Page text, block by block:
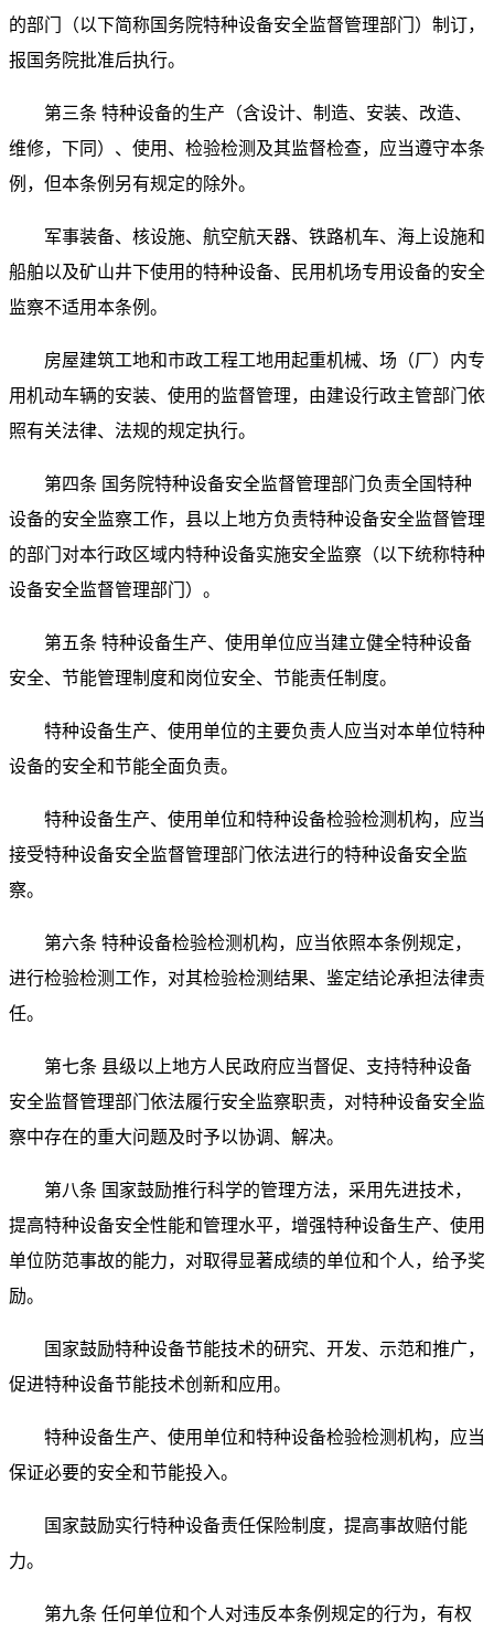
的部门（以下简称国务院特种设备安全监督管理部门）制订，
报国务院批准后执行。
第三条 特种设备的生产（含设计、制造、安装、改造、
维修，下同）、使用、检验检测及其监督检查，应当遵守本条
例，但本条例另有规定的除外。
军事装备、核设施、航空航天器、铁路机车、海上设施和
船舶以及矿山井下使用的特种设备、民用机场专用设备的安全
监察不适用本条例。
房屋建筑工地和市政工程工地用起重机械、场（厂）内专
用机动车辆的安装、使用的监督管理，由建设行政主管部门依
照有关法律、法规的规定执行。
第四条 国务院特种设备安全监督管理部门负责全国特种
设备的安全监察工作，县以上地方负责特种设备安全监督管理
的部门对本行政区域内特种设备实施安全监察（以下统称特种
设备安全监督管理部门）。
第五条 特种设备生产、使用单位应当建立健全特种设备
安全、节能管理制度和岗位安全、节能责任制度。
特种设备生产、使用单位的主要负责人应当对本单位特种
设备的安全和节能全面负责。
特种设备生产、使用单位和特种设备检验检测机构，应当
接受特种设备安全监督管理部门依法进行的特种设备安全监
察。
第六条 特种设备检验检测机构，应当依照本条例规定，
进行检验检测工作，对其检验检测结果、鉴定结论承担法律责
任。
第七条 县级以上地方人民政府应当督促、支持特种设备
安全监督管理部门依法履行安全监察职责，对特种设备安全监
察中存在的重大问题及时予以协调、解决。
第八条 国家鼓励推行科学的管理方法，采用先进技术，
提高特种设备安全性能和管理水平，增强特种设备生产、使用
单位防范事故的能力，对取得显著成绩的单位和个人，给予奖
励。
国家鼓励特种设备节能技术的研究、开发、示范和推广，
促进特种设备节能技术创新和应用。
特种设备生产、使用单位和特种设备检验检测机构，应当
保证必要的安全和节能投入。
国家鼓励实行特种设备责任保险制度，提高事故赔付能
力。
第九条 任何单位和个人对违反本条例规定的行为，有权